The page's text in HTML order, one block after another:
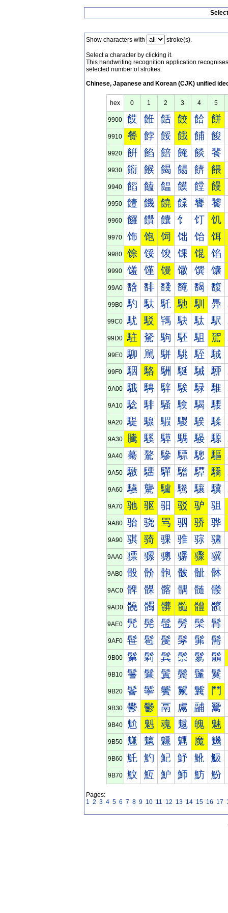
Show characters with stroke(s).
Select a character by clicking it.
This handwriting recognition application
selected number of strokes.
Chinese, Japanese and Korean (CJK) unified
hex 0 1 2 3 4 5
9900 餀 餁 餂 餃 餄 餅
9910 餐 餑 餒 餓 餔 餕
9920 餠 餡 餢 餣 餤 餥
9930 餰 餱 餲 餳 餴 餵
9940 饀 饁 饂 饃 饄 饅
9950 饐 饑 饒 饓 饔 饕
9960 饠 饡 饢 饣 饤 饥
9970 饰 饱 饲 饳 饴 饵
9980 馀 馁 馂 馃 馄 馅
9990 馐 馑 馒 馓 馔 馕
99A0 馠 馡 馢 馣 馤 馥
99B0 馰 馱 馲 馳 馴 馵
99C0 駀 駁 駂 駃 駄 駅
99D0 駐 駑 駒 駓 駔 駕
99E0 駠 駡 駢 駣 駤 駥
99F0 駰 駱 駲 駳 駴 駵
9A00 騀 騁 騂 騃 騄 騅
9A10 騐 騑 騒 験 騔 騕
9A20 騠 騡 騢 騣 騤 騥
9A30 騰 騱 騲 騳 騴 騵
9A40 驀 驁 驂 驃 驄 驅
9A50 驐 驑 驒 驓 驔 驕
9A60 驠 驡 驢 驣 驤 驥
9A70 驰 驱 驲 驳 驴 驵
9A80 骀 骁 骂 骃 骄 骅
9A90 骐 骑 骒 骓 骔 骕
9AA0 骠 骡 骢 骣 骤 骥
9AB0 骰 骱 骲 骳 骴 骵
9AC0 髀 髁 髂 髃 髄 髅
9AD0 髐 髑 髒 髓 體 髕
9AE0 髠 髡 髢 髣 髤 髥
9AF0 髰 髱 髲 髳 髴 髵
9B00 鬀 鬁 鬂 鬃 鬄 鬅
9B10 鬐 鬑 鬒 鬓 鬔 鬕
9B20 鬠 鬡 鬢 鬣 鬤 鬥
9B30 鬰 鬱 鬲 鬳 鬴 鬵
9B40 魀 魁 魂 魃 魄 魅
9B50 魐 魑 魒 魓 魔 魕
9B60 魠 魡 魢 魣 魤 魥
9B70 魰 魱 魲 魳 魴 魵
Pages:
1 2 3 4 5 6 7 8 9 10 11 12 13 14 15 16 17